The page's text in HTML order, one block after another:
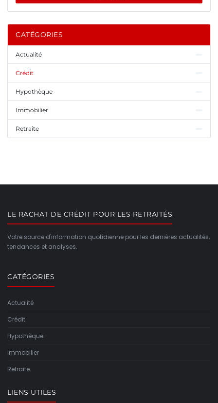
CATÉGORIES
Actualité
Crédit
Hypothèque
Immobilier
Retraite
LE RACHAT DE CRÉDIT POUR LES RETRAITÉS
Votre source d'information quotidienne pour les dernières actualités,
tendances et analyses.
CATÉGORIES
Actualité
Crédit
Hypothèque
Immobilier
Retraite
LIENS UTILES